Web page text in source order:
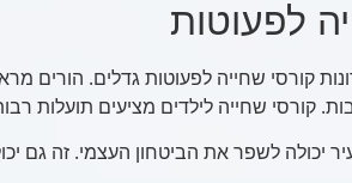
לפעוטות
קורסי שחייה לפעוטות גדלים. הורים
קורסי שחייה לילדים מציעים תועלות
יכולה לשפר את הביטחון העצמי. זה גם